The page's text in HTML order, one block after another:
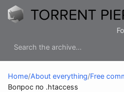
Home/About everything/Free
Вопрос по .htaccess